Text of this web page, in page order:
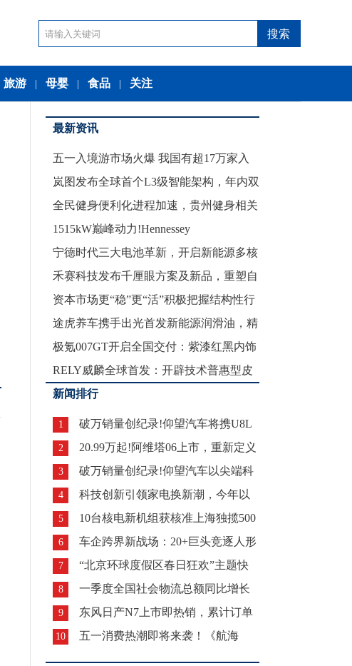
旅游 母婴 食品 关注
最新资讯
五一入境游市场火爆 我国有超17万家入
境
岚图发布全球首个L3级智能架构，年内双
S
全民健身便利化进程加速，贵州健身相关
企业
1515kW巅峰动力!Hennessey
宁德时代三大电池革新，开启新能源多核
纪元
禾赛科技发布千厘眼方案及新品，重塑自
动驾
资本市场更“稳”更“活”积极把握结构性行
途虎养车携手出光首发新能源润滑油，精
准护
极氪007GT开启全国交付：紫漆红黑内饰
RELY威麟全球首发：开辟技术普惠型皮
卡
新闻排行
1 破万销量创纪录!仰望汽车将携U8L
再拓百
2 20.99万起!阿维塔06上市，重新定义
3 破万销量创纪录!仰望汽车以尖端科
技领跑百
4 科技创新引领家电换新潮，今年以
来已新增家
5 10台核电新机组获核准上海独揽500
亿订
6 车企跨界新战场：20+巨头竞逐人形
机器人
7 “北京环球度假区春日狂欢”主题快
闪落地苏
8 一季度全国社会物流总额同比增长
5.7%开
9 东风日产N7上市即热销，累计订单
超100
10 五一消费热潮即将来袭！《航海
王》中国旗舰